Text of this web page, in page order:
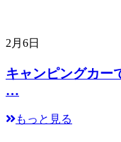
2月6日
キャンピングカー
…
もっと見る